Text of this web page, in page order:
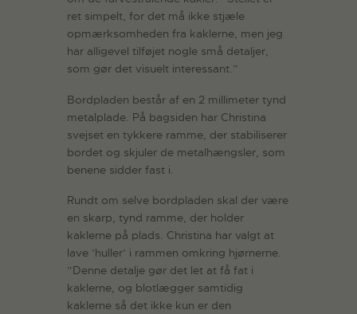
ret simpelt, for det må ikke stjæle
opmærksomheden fra kaklerne, men jeg
har alligevel tilføjet nogle små detaljer,
som gør det visuelt interessant.”
Bordpladen består af en 2 millimeter tynd
metalplade. På bagsiden har Christina
svejset en tykkere ramme, der stabiliserer
bordet og skjuler de metalhængsler, som
benene sidder fast i.
Rundt om selve bordpladen skal der være
en skarp, tynd ramme, der holder
kaklerne på plads. Christina har valgt at
lave ’huller’ i rammen omkring hjørnerne.
”Denne detalje gør det let at få fat i
kaklerne, og blotlægger samtidig
kaklerne så det ikke kun er den